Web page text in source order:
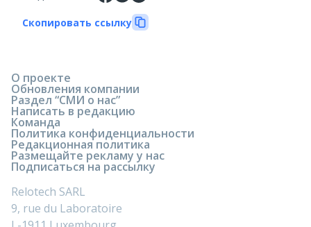
Скопировать ссылку
О проекте
Обновления компании
Раздел “СМИ о нас”
Написать в редакцию
Команда
Политика конфиденциальности
Редакционная политика
Размещайте рекламу у нас
Подписаться на рассылку
Relotech SARL
9, rue du Laboratoire